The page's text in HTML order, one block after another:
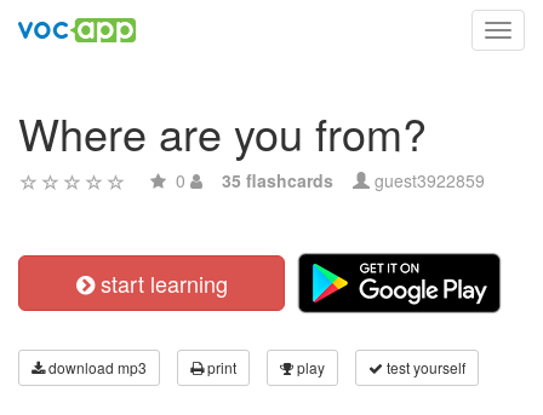
Where are you from?
0 35 flashcards guest3922859
start learning
download mp3 print play test yourself